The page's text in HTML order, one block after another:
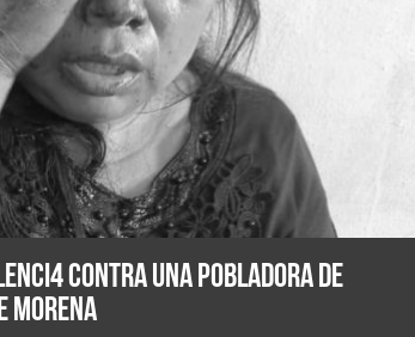
contra una pobladora de
Morena